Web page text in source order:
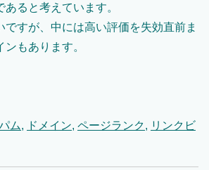
あると考えています。
ですが、中には高い評価を失効直前ま
もあります。
ム, ドメイン, ページランク, リンクビ